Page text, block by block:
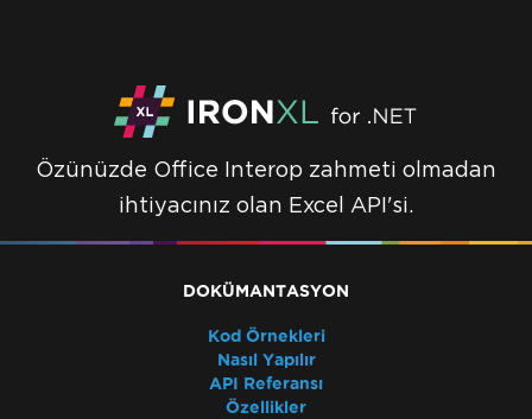
Özünüzde Office Interop zahmeti olmadan
ihtiyacınız olan Excel API'si.
DOKÜMANTASYON
Kod Örnekleri
Nasıl Yapılır
API Referansı
Özellikler